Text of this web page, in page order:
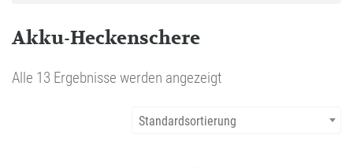
Akku-Heckenschere
Alle 13 Ergebnisse werden angezeigt
Standardsortierung